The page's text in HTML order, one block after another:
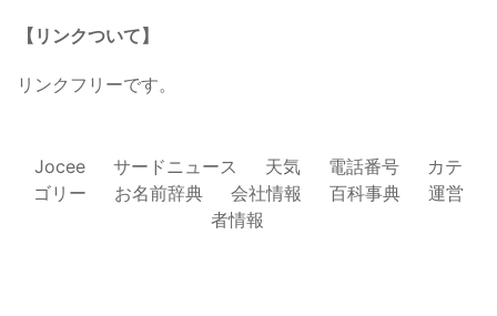
【リンクついて】
リンクフリーです。
Jocee サードニュース 天気 電話番号
カテ
ゴリー
お名前辞典 会社情報 百科事典
運営
者情報